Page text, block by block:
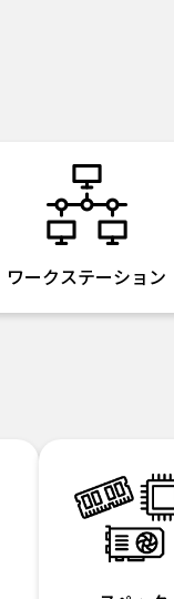
ワークステーション